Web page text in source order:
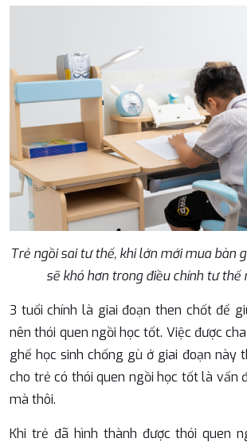
Trẻ ngồi sai tư thế, khi lớn mới mua bàn
sẽ khó hơn trong điều chỉnh tư thế
3 tuổi chính là giai đoạn then chốt để
nên thói quen ngồi học tốt. Việc được
ghế học sinh chống gù ở giai đoạn này
cho trẻ có thói quen ngồi học tốt là vấn
mà thôi.
Khi trẻ đã hình thành được thói quen